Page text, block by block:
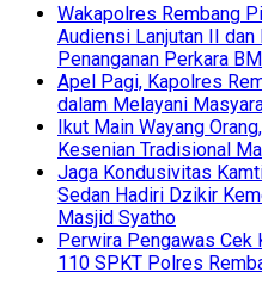
Wakapolres Rembang
Audiensi Lanjutan II
Penanganan Perkara
Apel Pagi, Kapolres
dalam Melayani
Ikut Main Wayang
Kesenian Tradisional
Jaga Kondusivitas
Sedan Hadiri Dzikir
Masjid Syatho
Perwira Pengawas
110 SPKT Polres